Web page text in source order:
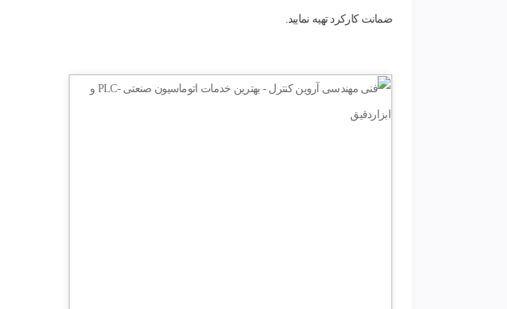
ضمانت کارکرد تهیه نمایید.